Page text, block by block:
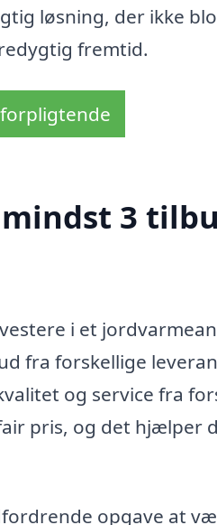
løsning, der ikke
fremtid.
3
i et
fra forskellige
og service fra
pris, og det hjælper
opgave at